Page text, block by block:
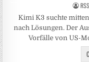
Kimi K3 suchte
nach Lösungen. Der
Vorfälle von US-